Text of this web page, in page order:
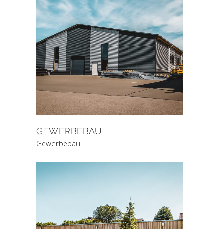
GEWERBEBAU
Gewerbebau